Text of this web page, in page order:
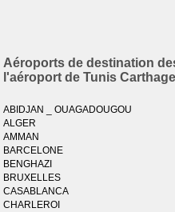
Aéroports de destination
l'aéroport de Tunis
ABIDJAN _ OUAGADOUGOU
ALGER
AMMAN
BARCELONE
BENGHAZI
BRUXELLES
CASABLANCA
CHARLEROI